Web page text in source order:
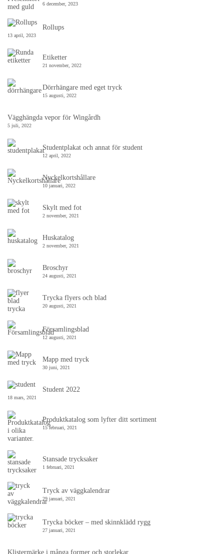
6 december, 2023
Rollups
13 april, 2023
Etiketter
21 november, 2022
Dörrhängare med eget tryck
15 augusti, 2022
Vägghängda vepor för Wingårdh
5 juli, 2022
Studentplakat och annat för student
12 april, 2022
Nyckelkortshållare
10 januari, 2022
Skylt med fot
2 november, 2021
Huskatalog
2 november, 2021
Broschyr
24 augusti, 2021
Trycka flyers och blad
20 augusti, 2021
Församlingsblad
12 augusti, 2021
Mapp med tryck
30 juni, 2021
Student 2022
18 mars, 2021
Produktkatalog som lyfter ditt sortiment
15 februari, 2021
Stansade trycksaker
1 februari, 2021
Tryck av väggkalendrar
29 januari, 2021
Trycka böcker – med skinnklädd rygg
27 januari, 2021
Klistermärke i många former och storlekar